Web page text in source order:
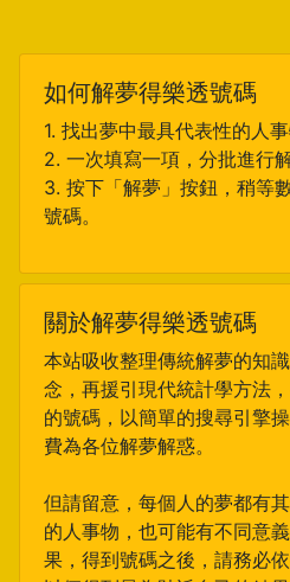
如何解夢得樂透號碼
1. 找出夢中最具代表性的人事
2. 一次填寫一項，分批進行解
3. 按下「解夢」按鈕，稍等
號碼。
關於解夢得樂透號碼
本站吸收整理傳統解夢的知
念，再援引現代統計學方法
的號碼，以簡單的搜尋引擎
費為各位解夢解惑。
但請留意，每個人的夢都有
的人事物，也可能有不同意
果，得到號碼之後，請務必